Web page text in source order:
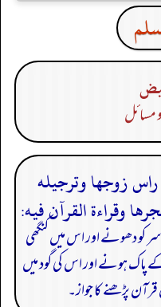
زوجها وترجيله
وقراءة القرآن فيه:
دھونے اور اس میں کنگھی
ہونے اور اس کی گود میں
پڑھنے کا جواز۔